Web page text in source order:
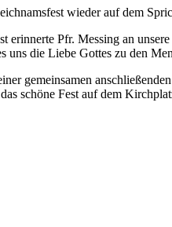
wieder auf dem
erinnerte Pfr. Messing an
uns die Liebe Gottes zu den
gemeinsamen
schöne Fest auf dem